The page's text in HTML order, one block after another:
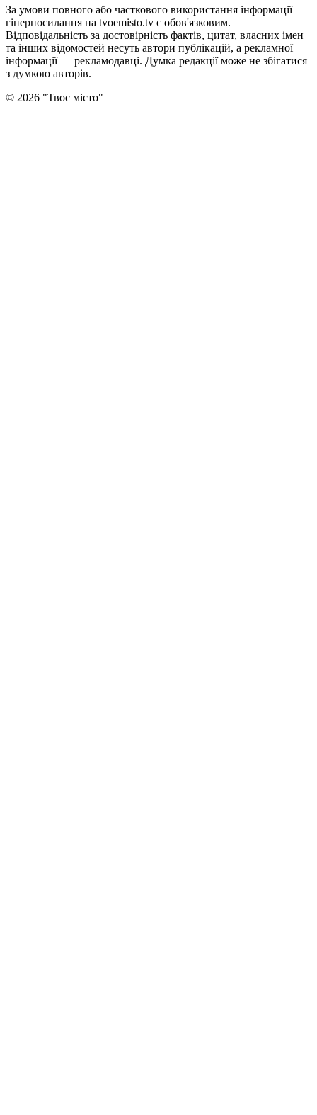
За умови повного або часткового використання iнформацiї
гіперпосилання на tvoemisto.tv є обов'язковим.
Відповідальність за достовірність фактів, цитат, власних імен
та інших відомостей несуть автори публікацій, а рекламної
інформації — рекламодавці. Думка редакцiї може не збiгатися
з думкою авторiв.
© 2026 "Твоє місто"